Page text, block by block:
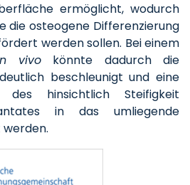
ermöglicht, wodurch
die osteogene Differenzierung
werden sollen. Bei einem
vivo könnte dadurch die
beschleunigt und eine
des hinsichtlich Steifigkeit
in das umliegende